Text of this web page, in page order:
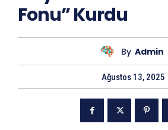
Fonu” Kurdu
By Admin
Ağustos 13, 2025